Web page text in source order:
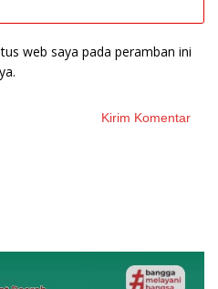
web saya pada peramban ini